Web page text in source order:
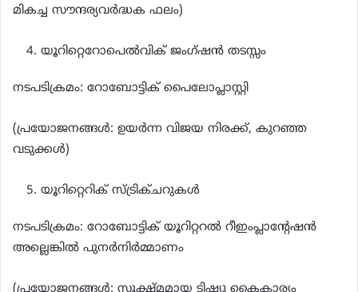
മികച്ച സൗന്ദര്യവർദ്ധക ഫലം)
യൂറിറ്റെറോപെൽവിക് ജംഗ്ഷൻ തടസ്സം
നടപടിക്രമം: റോബോട്ടിക് പൈലോപ്ലാസ്റ്റി
(പ്രയോജനങ്ങൾ: ഉയർന്ന വിജയ നിരക്ക്, കുറഞ്ഞ
വടുക്കൾ)
യൂറിറ്റെറിക് സ്ട്രിക്ചറുകൾ
നടപടിക്രമം: റോബോട്ടിക് യൂറിറ്ററൽ റീഇംപ്ലാന്റേഷൻ
അല്ലെങ്കിൽ പുനർനിർമ്മാണം